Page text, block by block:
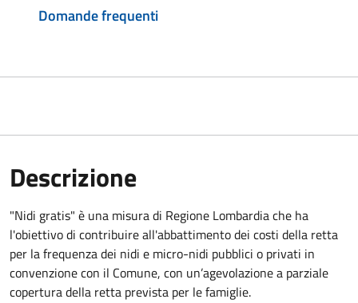
Domande frequenti
Descrizione
"Nidi gratis" è una misura di Regione Lombardia che ha
l'obiettivo di contribuire all'abbattimento dei costi della retta
per la frequenza dei nidi e micro-nidi pubblici o privati in
convenzione con il Comune, con un’agevolazione a parziale
copertura della retta prevista per le famiglie.